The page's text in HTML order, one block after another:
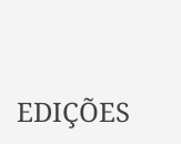
EDIÇÕES